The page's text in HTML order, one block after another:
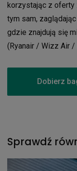
korzystając z oferty
tym sam,
gdzie znajdują się
(Ryanair / Wizz Air /
Dobierz
Sprawdź